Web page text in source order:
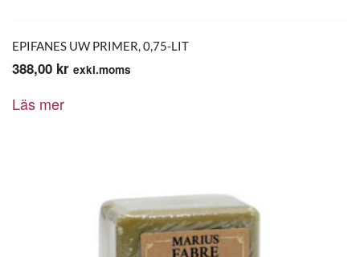
EPIFANES UW PRIMER, 0,75-LIT
388,00 kr exkl.moms
Läs mer